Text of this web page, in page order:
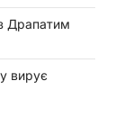
Драпатим
вирує